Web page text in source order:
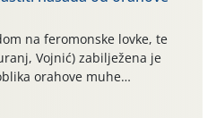
[…]
na feromonske lovke, te
Vojnić) zabilježena je
orahove muhe
brojnost može se objasniti
nasadima s vrlo malim